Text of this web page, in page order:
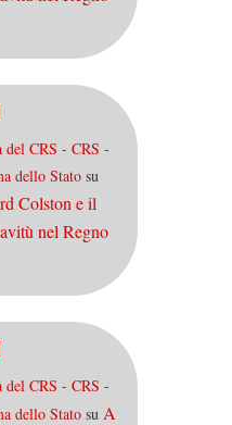
del CRS - CRS -
dello Stato su
Colston e il
nel Regno
del CRS - CRS -
dello Stato su A